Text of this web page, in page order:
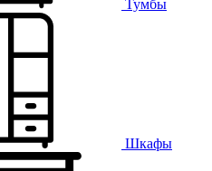
Тумбы
Шкафы